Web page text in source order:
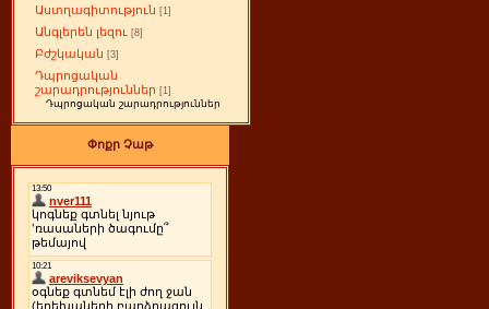
Աստղագիտություն [1]
Անգլերեն լեզու [8]
Բժշկական [3]
Դպրոցական
շարադրություններ [1]
Դպրոցական շարադրություններ
Փոքր Չաթ